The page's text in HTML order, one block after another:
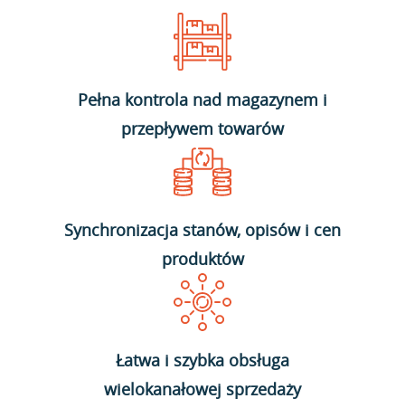
Pełna kontrola nad magazynem i
przepływem towarów
Synchronizacja stanów, opisów i cen
produktów
Łatwa i szybka obsługa
wielokanałowej sprzedaży